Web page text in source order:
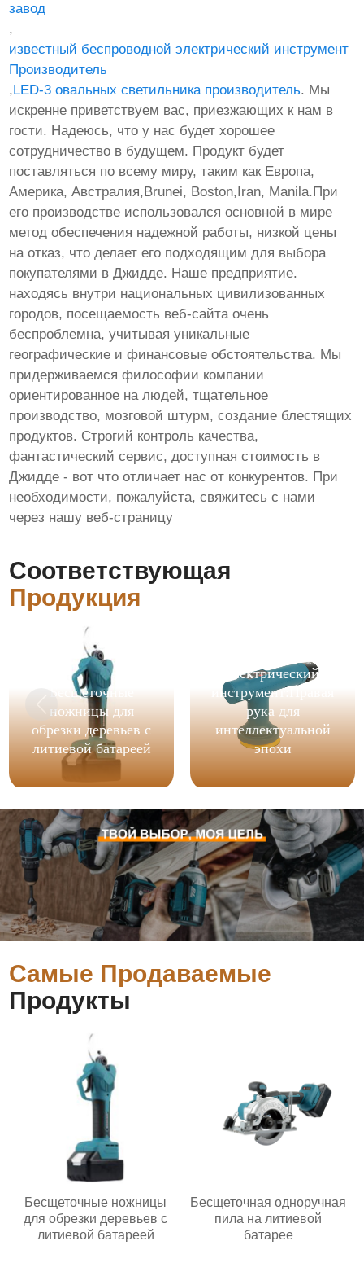
завод
,
известный беспроводной электрический инструмент
Производитель
, LED-3 овальных светильника производитель. Мы
искренне приветствуем вас, приезжающих к нам в
гости. Надеюсь, что у нас будет хорошее
сотрудничество в будущем. Продукт будет
поставляться по всему миру, таким как Европа,
Америка, Австралия,Brunei, Boston,Iran, Manila.При
его производстве использовался основной в мире
метод обеспечения надежной работы, низкой цены
на отказ, что делает его подходящим для выбора
покупателями в Джидде. Наше предприятие.
находясь внутри национальных цивилизованных
городов, посещаемость веб-сайта очень
беспроблемна, учитывая уникальные
географические и финансовые обстоятельства. Мы
придерживаемся философии компании
ориентированное на людей, тщательное
производство, мозговой штурм, создание блестящих
продуктов. Строгий контроль качества,
фантастический сервис, доступная стоимость в
Джидде - вот что отличает нас от конкурентов. При
необходимости, пожалуйста, свяжитесь с нами
через нашу веб-страницу
Соответствующая
Продукция
Бесщеточные
ножницы для
обрезки деревьев с
литиевой батареей
электрический
инструмент:Правая
рука для
интеллектуальной
эпохи
Самые Продаваемые
Продукты
Бесщеточные ножницы
для обрезки деревьев с
литиевой батареей
Бесщеточная одноручная
пила на литиевой
батарее